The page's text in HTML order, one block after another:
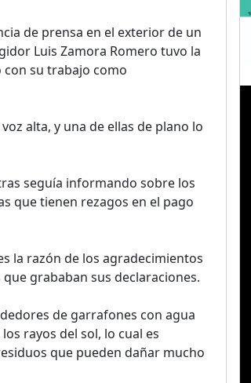
de prensa en el exterior de un
Luis Zamora Romero tuvo la
su trabajo como
alta, y una de ellas de plano lo
seguía informando sobre los
que tienen rezagos en el pago
la razón de los agradecimientos
grababan sus declaraciones.
de garrafones con agua
rayos del sol, lo cual es
que pueden dañar mucho